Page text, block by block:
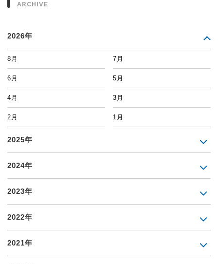
ARCHIVE
2026年
8月 7月
6月 5月
4月 3月
2月 1月
2025年
2024年
2023年
2022年
2021年